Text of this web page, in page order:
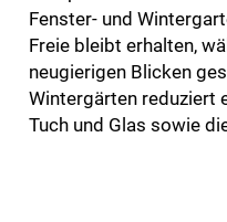
Fenster- und
Freie bleibt erhalten,
neugierigen Blicken
Wintergärten reduziert
Tuch und Glas sowie